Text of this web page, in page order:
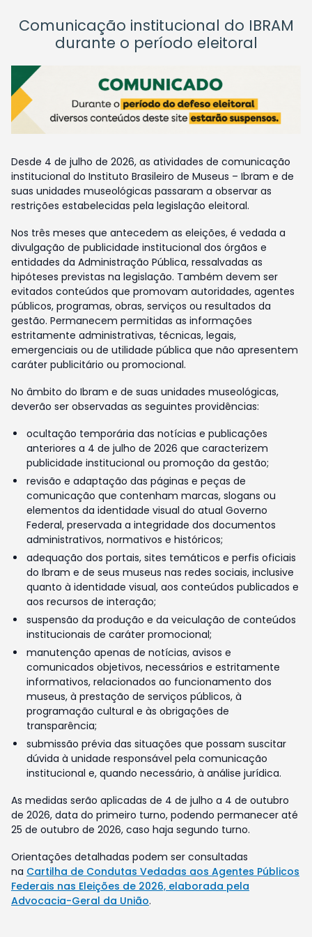
Comunicação institucional do IBRAM
durante o período eleitoral
Desde 4 de julho de 2026, as atividades de comunicação
institucional do Instituto Brasileiro de Museus – Ibram e de
suas unidades museológicas passaram a observar as
restrições estabelecidas pela legislação eleitoral.
Nos três meses que antecedem as eleições, é vedada a
divulgação de publicidade institucional dos órgãos e
entidades da Administração Pública, ressalvadas as
hipóteses previstas na legislação. Também devem ser
evitados conteúdos que promovam autoridades, agentes
públicos, programas, obras, serviços ou resultados da
gestão. Permanecem permitidas as informações
estritamente administrativas, técnicas, legais,
emergenciais ou de utilidade pública que não apresentem
caráter publicitário ou promocional.
No âmbito do Ibram e de suas unidades museológicas,
deverão ser observadas as seguintes providências:
ocultação temporária das notícias e publicações
anteriores a 4 de julho de 2026 que caracterizem
publicidade institucional ou promoção da gestão;
revisão e adaptação das páginas e peças de
comunicação que contenham marcas, slogans ou
elementos da identidade visual do atual Governo
Federal, preservada a integridade dos documentos
administrativos, normativos e históricos;
adequação dos portais, sites temáticos e perfis oficiais
do Ibram e de seus museus nas redes sociais, inclusive
quanto à identidade visual, aos conteúdos publicados e
aos recursos de interação;
suspensão da produção e da veiculação de conteúdos
institucionais de caráter promocional;
manutenção apenas de notícias, avisos e
comunicados objetivos, necessários e estritamente
informativos, relacionados ao funcionamento dos
museus, à prestação de serviços públicos, à
programação cultural e às obrigações de
transparência;
submissão prévia das situações que possam suscitar
dúvida à unidade responsável pela comunicação
institucional e, quando necessário, à análise jurídica.
As medidas serão aplicadas de 4 de julho a 4 de outubro
de 2026, data do primeiro turno, podendo permanecer até
25 de outubro de 2026, caso haja segundo turno.
Orientações detalhadas podem ser consultadas
na Cartilha de Condutas Vedadas aos Agentes Públicos
Federais nas Eleições de 2026, elaborada pela
Advocacia-Geral da União.